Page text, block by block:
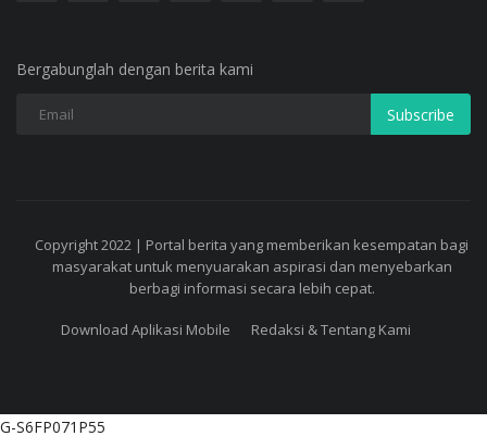
Bergabunglah dengan berita kami
Subscribe
Copyright 2022 | Portal berita yang memberikan kesempatan bagi
masyarakat untuk menyuarakan aspirasi dan menyebarkan
berbagi informasi secara lebih cepat.
Download Aplikasi Mobile Redaksi & Tentang Kami
G-S6FP071P55